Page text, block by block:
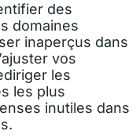
des
domaines
inaperçus dans
vos
les
les plus
inutiles dans